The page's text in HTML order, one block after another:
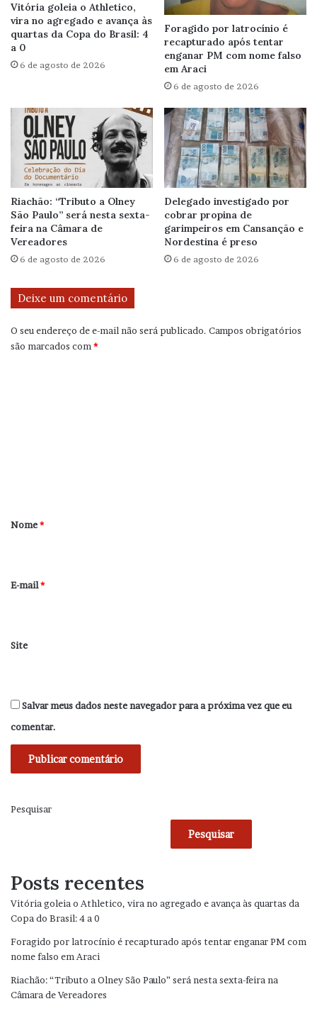
Vitória goleia o Athletico,
vira no agregado e avança às
quartas da Copa do Brasil: 4
a 0
6 de agosto de 2026
Foragido por latrocínio é
recapturado após tentar
enganar PM com nome falso
em Araci
6 de agosto de 2026
Riachão: “Tributo a Olney
São Paulo” será nesta sexta-
feira na Câmara de
Vereadores
6 de agosto de 2026
Delegado investigado por
cobrar propina de
garimpeiros em Cansanção e
Nordestina é preso
6 de agosto de 2026
Deixe um comentário
O seu endereço de e-mail não será publicado. Campos obrigatórios
são marcados com *
r
*
Nome*
E-mail*
Site
Salvar meus dados neste navegador para a próxima vez que eu
comentar.
Pesquisar
Pesquisar
Posts recentes
Vitória goleia o Athletico, vira no agregado e avança às quartas da
Copa do Brasil: 4 a 0
Foragido por latrocínio é recapturado após tentar enganar PM com
nome falso em Araci
Riachão: “Tributo a Olney São Paulo” será nesta sexta-feira na
Câmara de Vereadores